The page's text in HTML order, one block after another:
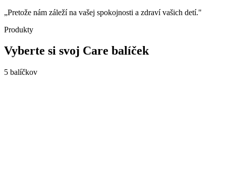
„Pretože nám záleží na vašej spokojnosti a zdraví vašich detí."
Produkty
Vyberte si svoj Care balíček
5 balíčkov